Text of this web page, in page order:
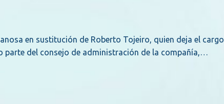
en sustitución de Roberto Tojeiro, quien deja el
parte del consejo de administración de la compañía,…